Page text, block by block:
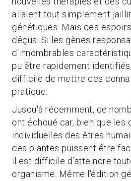
allaient tout simplement
génétiques. Mais ces
déçus. Si les gènes
d'innombrables
pu être rapidement
difficile de mettre ces
pratique.
Jusqu'à récemment, de
ont échoué car, bien que les
individuelles des êtres
des plantes puissent être
il est difficile d'atteindre
organisme. Même l'édition